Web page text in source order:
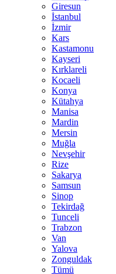
Giresun
İstanbul
İzmir
Kars
Kastamonu
Kayseri
Kırklareli
Kocaeli
Konya
Kütahya
Manisa
Mardin
Mersin
Muğla
Nevşehir
Rize
Sakarya
Samsun
Sinop
Tekirdağ
Tunceli
Trabzon
Van
Yalova
Zonguldak
Tümü